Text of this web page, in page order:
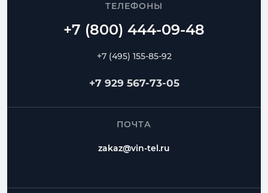
ТЕЛЕФОНЫ
+7 (495) 155-85-92
+7 929 567-73-05
ПОЧТА
zakaz@vin-tel.ru